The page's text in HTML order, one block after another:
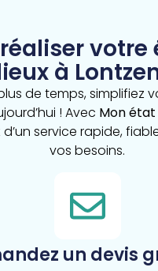
votre
à
de temps, simplifiez
! Avec Mon état
service rapide,
vos besoins.
un devis